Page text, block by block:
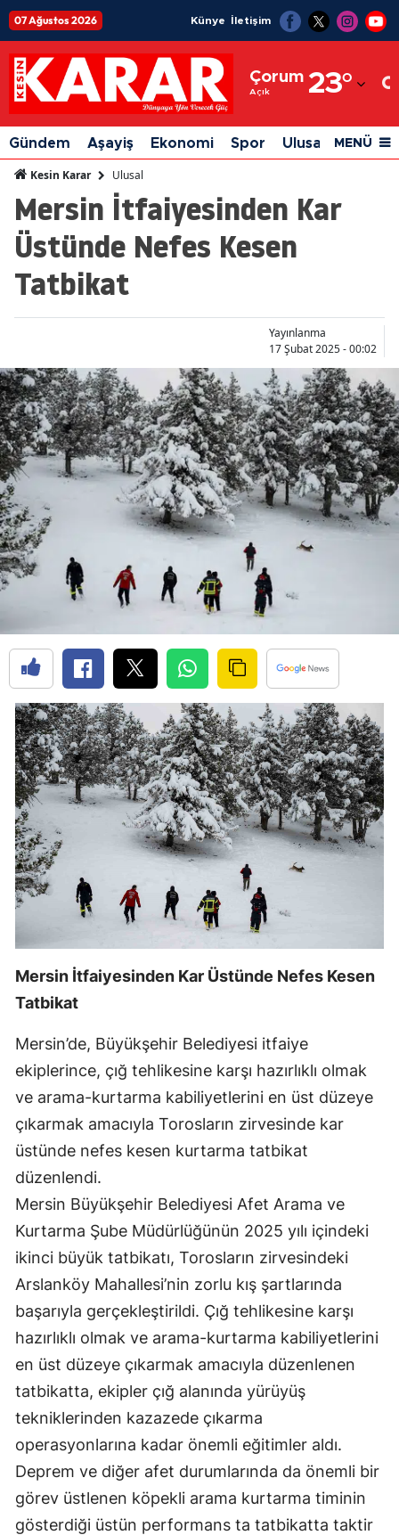
07 Ağustos 2026 Künye İletişim
Çorum
Açık 23°
Adıyaman
Afyonkarahisar
Ağrı
Amasya
Aydın
Balıkesir
Bilecik
Bingöl
Bitlis
Bursa
Çanakkale
Çankırı
Çorum
Denizli
Diyarbakır
Edirne
Elazığ
Eskişehir
Giresun
Gümüşhane
Hatay
Mersin
İstanbul
İzmir
Kars
Kastamonu
Kayseri
Kırklareli
Kırşehir
Kocaeli
Gündem Aşayiş Ekonomi Spor Ulusal Siyaset
MENÜ
Kesin Karar Ulusal
Mersin İtfaiyesinden Kar
Üstünde Nefes Kesen
Tatbikat
Yayınlanma
17 Şubat 2025 - 00:02
Mersin İtfaiyesinden Kar Üstünde Nefes Kesen
Tatbikat
Mersin’de, Büyükşehir Belediyesi itfaiye
ekiplerince, çığ tehlikesine karşı hazırlıklı olmak
ve arama-kurtarma kabiliyetlerini en üst düzeye
çıkarmak amacıyla Torosların zirvesinde kar
üstünde nefes kesen kurtarma tatbikat
düzenlendi.
Mersin Büyükşehir Belediyesi Afet Arama ve
Kurtarma Şube Müdürlüğünün 2025 yılı içindeki
ikinci büyük tatbikatı, Torosların zirvesindeki
Arslanköy Mahallesi’nin zorlu kış şartlarında
başarıyla gerçekleştirildi. Çığ tehlikesine karşı
hazırlıklı olmak ve arama-kurtarma kabiliyetlerini
en üst düzeye çıkarmak amacıyla düzenlenen
tatbikatta, ekipler çığ alanında yürüyüş
tekniklerinden kazazede çıkarma
operasyonlarına kadar önemli eğitimler aldı.
Deprem ve diğer afet durumlarında da önemli bir
görev üstlenen köpekli arama kurtarma timinin
gösterdiği üstün performans ta tatbikatta taktir